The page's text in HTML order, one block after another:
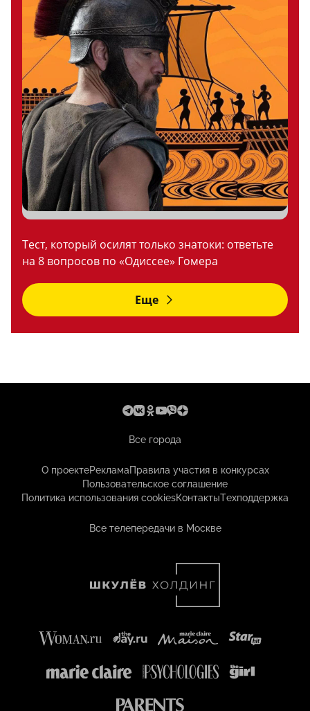
Тест, который осилят только знатоки: ответьте
на 8 вопросов по «Одиссее» Гомера
Еще
Все города
О проектеРекламаПравила участия в конкурсах
Пользовательское соглашение
Политика использования cookiesКонтактыТехподдержка
Все телепередачи в Москве